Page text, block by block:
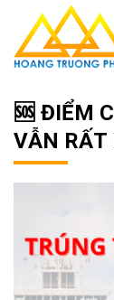
content
🆘 ĐIỂM
VẪN RẤT